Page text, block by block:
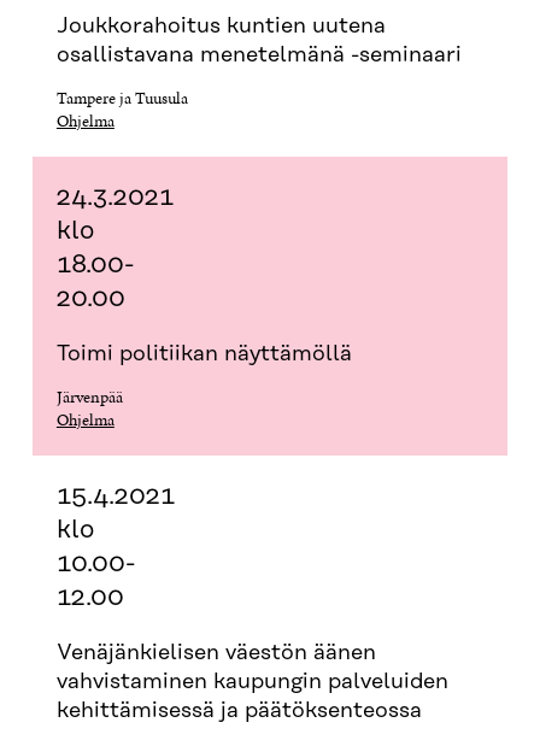
Joukkorahoitus kuntien uutena
osallistavana menetelmänä -seminaari
Tampere ja Tuusula
Ohjelma
24.3.2021
klo
18.00-
20.00
Toimi politiikan näyttämöllä
Järvenpää
Ohjelma
15.4.2021
klo
10.00-
12.00
Venäjänkielisen väestön äänen
vahvistaminen kaupungin palveluiden
kehittämisessä ja päätöksenteossa